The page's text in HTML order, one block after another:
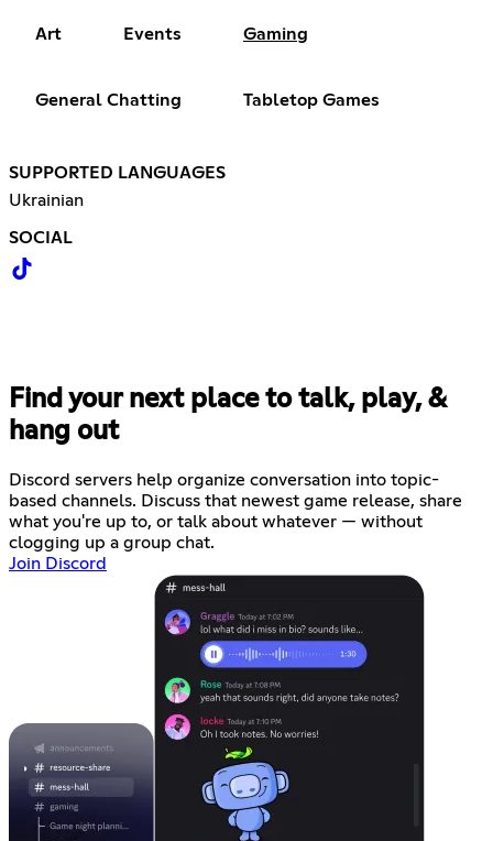
Art Events Gaming
General Chatting Tabletop Games
SUPPORTED LANGUAGES
Ukrainian
SOCIAL
Find your next place to talk, play, &
hang out
Discord servers help organize conversation into topic-
based channels. Discuss that newest game release, share
what you're up to, or talk about whatever — without
clogging up a group chat.
Join Discord